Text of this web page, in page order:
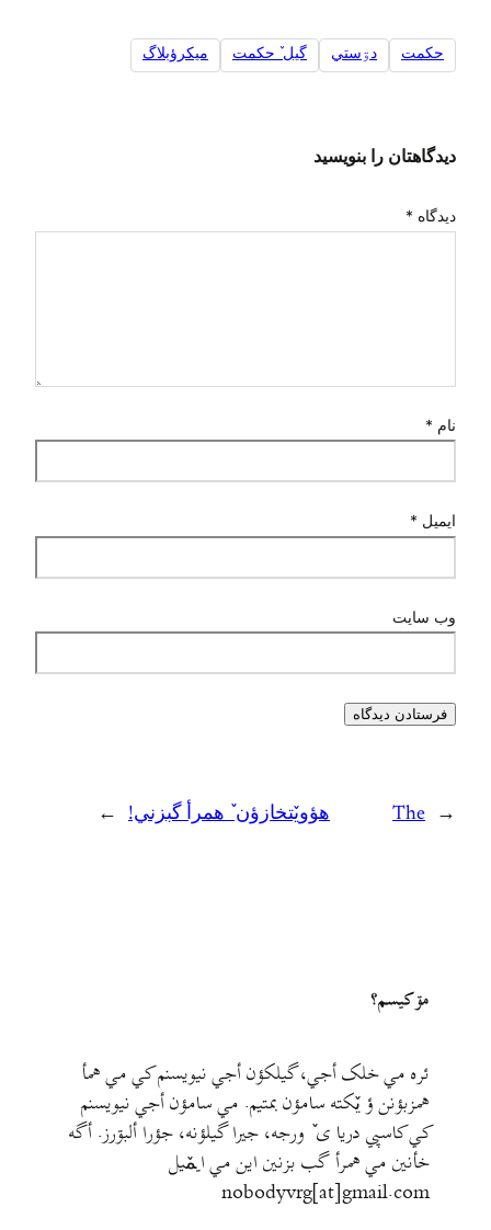
حکمت دۊستي گيل ٚ حکمت ميکرؤبلاگ
دیدگاهتان را بنویسید
دیدگاه *
نام *
ایمیل *
وب‌ سایت
←
The هؤويٚتخازؤن ٚ همرأ گبزني! →
مۊ کيسم؟
ئره مي خلک أجي، گيلکؤن أجي نيويسنم کي مي همأ
همزبؤنن ؤ يٚکته سامؤن بمتيم. مي سامؤن أجي نيويسنم
کي کاسپي دريا ی ٚ ورجه، جيرا گيلؤنه، جؤرا ألبۊرز. أگه
خأنين مي همرأ گب بزنين اين مي ايمٚیل‌ ‌
nobodyvrg[at]gmail.com